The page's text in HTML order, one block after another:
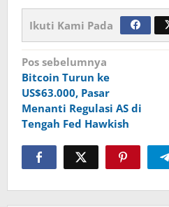
Ikuti Kami Pada
Navigasi
pos
Pos sebelumnya
Bitcoin Turun ke
US$63.000, Pasar
Menanti Regulasi AS di
Tengah Fed Hawkish